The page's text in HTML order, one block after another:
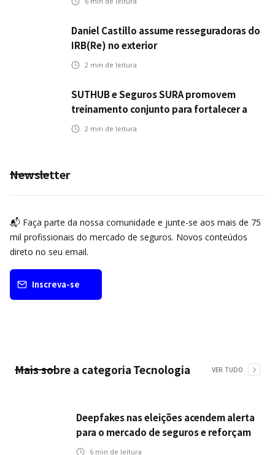
Daniel Castillo assume resseguradoras do
IRB(Re) no exterior
2 min de leitura
SUTHUB e Seguros SURA promovem
treinamento conjunto para fortalecer a
operação comercial do Seguro Mobilidade
2 min de leitura
Newsletter
📬 Faça parte da nossa comunidade e junte-se aos mais de 75
mil profissionais do mercado de seguros. Novos conteúdos
direto no seu email.
Inscreva-se
Mais sobre a categoria Tecnologia VER TUDO
Deepfakes nas eleições acendem alerta
para o mercado de seguros e reforçam
desafios da inteligência artificial
6 min de leitura